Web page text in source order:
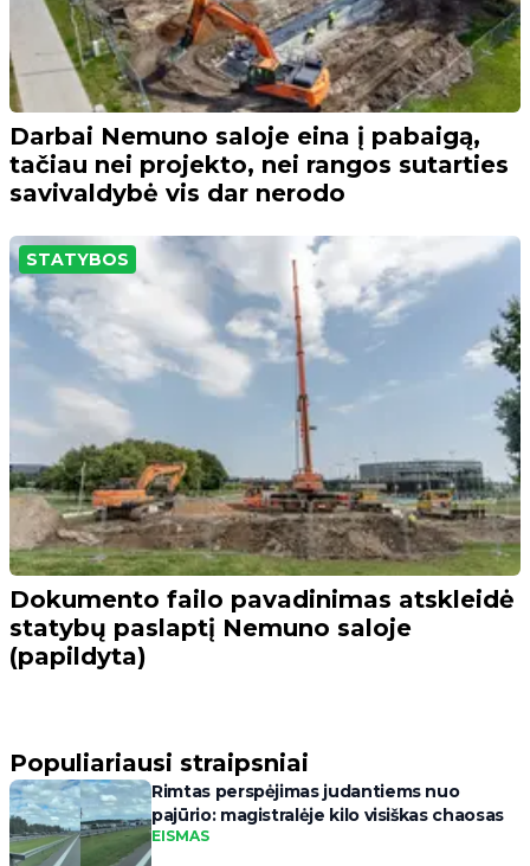
Darbai Nemuno saloje eina į pabaigą,
tačiau nei projekto, nei rangos sutarties
savivaldybė vis dar nerodo
STATYBOS
Dokumento failo pavadinimas atskleidė
statybų paslaptį Nemuno saloje
(papildyta)
Populiariausi straipsniai
Rimtas perspėjimas judantiems nuo
pajūrio: magistralėje kilo visiškas chaosas
EISMAS